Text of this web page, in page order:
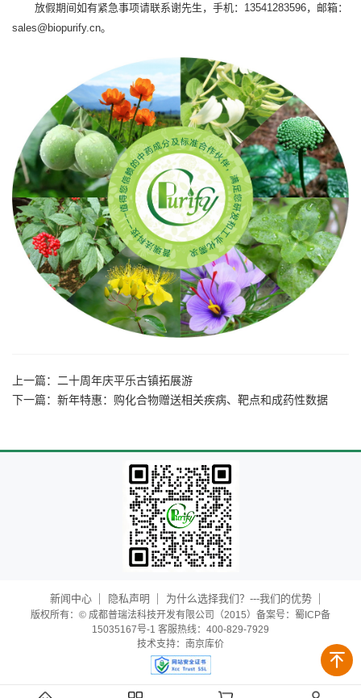
放假期间如有紧急事项请联系谢先生，手机：13541283596，邮箱：
sales@biopurify.cn。
上一篇：
二十周年庆平乐古镇拓展游
下一篇： 新年特惠：购化合物赠送相关疾病、靶点和成药性数据
新闻中心 隐私声明 为什么选择我们？---我们的优势
版权所有：© 成都普瑞法科技开发有限公司（2015）备案号：蜀ICP备
15035167号-1 客服热线：400-829-7929
技术支持： 南京库价